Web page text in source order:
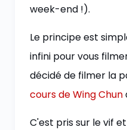
week-end !).
Le principe est
infini pour vous
décidé de filmer la
cours de Wing Chun
C'est pris sur le vif